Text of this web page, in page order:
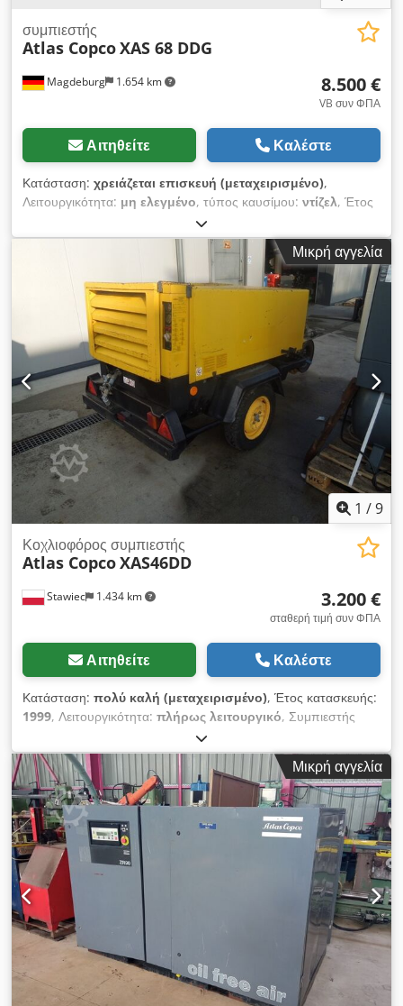
Magdeburg 1.654 km
συμπιεστής
Atlas CopcoXAS 68 DDG
8.500 €
VB συν ΦΠΑ
Αιτηθείτε Καλέστε
Κατάσταση: χρειάζεται επισκευή (μεταχειρισμένο),
Λειτουργικότητα: μη ελεγμένο, τύπος καυσίμου: ντίζελ, Έτος
, ώρες λειτουργίας:
Atlas Copco XAS 68 DDG, έτος κατασκευής 2017, 1154 ώρες
λειτουργίας, παροχή 3,5 m³, ισχύς έκτακτης ανάγκης 12,5 kVA,
συνδέσεις: 1 x 230 Volt, 2 x 400 Volt, Αρ. σειράς
YA3064303H0461812, στραβός άξονας, ο συμπιεστής κατά τα
άλλα λειτουργεί κανονικά, διαθέσιμο ABE/έγκριση. Chedpfxsy
Aktao Ah Tsa
Μικρή αγγελία
1 /9
Stawiec 1.434 km
Κοχλιοφόρος συμπιεστής
Atlas CopcoXAS46DD
3.200 €
σταθερή τιμή συν ΦΠΑ
Αιτηθείτε Καλέστε
Κατάσταση: πολύ καλή (μεταχειρισμένο), Έτος κατασκευής:
1999, Λειτουργικότητα: πλήρως λειτουργικό, Συμπιεστής
DIESEL ATLAS COPCO XAS46DD μετά από σέρβις!!! Ο
συμπιεστής είναι καταχωρημένος στην Πολωνία. Τεχνικά
χαρακτηριστικά: απόδοση: 2,60 m3/λεπτό; πίεση εργασίας: 7
Bar; κινητήρας: DEUTZ F2M1011 ώρες λειτουργίας: 1355 h!!!
Ο συμπιεστής είναι πλήρως λειτουργικός, έτοιμος για εργασία,
με εγγύηση. Cedpfxjx A T D Se Ah Tjha Καθαρή τιμή: 13.500
PLN Μικτή τιμή: 16.605 PLN
Μικρή αγγελία